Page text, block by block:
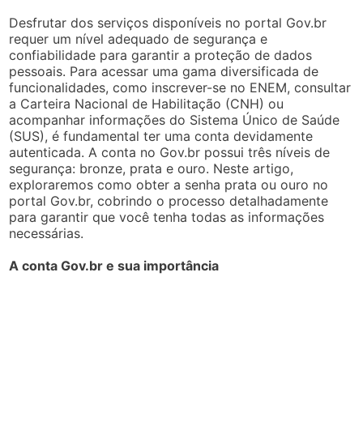
Desfrutar dos serviços disponíveis no portal Gov.br
requer um nível adequado de segurança e
confiabilidade para garantir a proteção de dados
pessoais. Para acessar uma gama diversificada de
funcionalidades, como inscrever-se no ENEM, consultar
a Carteira Nacional de Habilitação (CNH) ou
acompanhar informações do Sistema Único de Saúde
(SUS), é fundamental ter uma conta devidamente
autenticada. A conta no Gov.br possui três níveis de
segurança: bronze, prata e ouro. Neste artigo,
exploraremos como obter a senha prata ou ouro no
portal Gov.br, cobrindo o processo detalhadamente
para garantir que você tenha todas as informações
necessárias.
A conta Gov.br e sua importância